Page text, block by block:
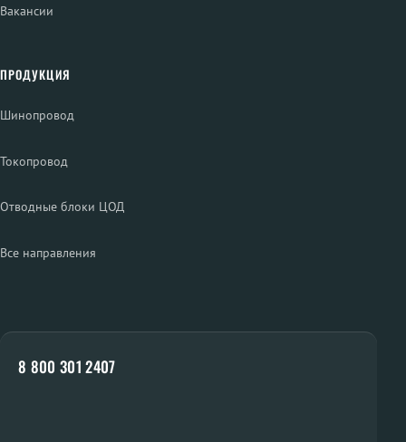
Вакансии
ПРОДУКЦИЯ
Шинопровод
Токопровод
Отводные блоки ЦОД
Все направления
8 800 301 2407